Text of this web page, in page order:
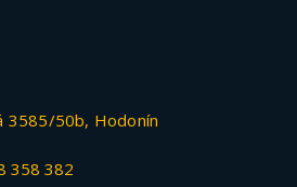
3585/50b, Hodonín
358 382